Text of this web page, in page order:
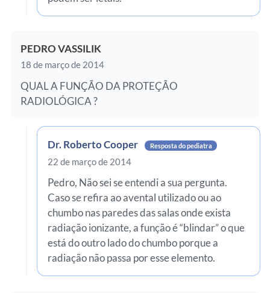
PEDRO VASSILIK
18 de março de 2014
QUAL A FUNÇÃO DA PROTEÇÃO
RADIOLÓGICA ?
Dr. Roberto Cooper Resposta do pediatra
22 de março de 2014
Pedro, Não sei se entendi a sua pergunta.
Caso se refira ao avental utilizado ou ao
chumbo nas paredes das salas onde exista
radiação ionizante, a função é “blindar” o que
está do outro lado do chumbo porque a
radiação não passa por esse elemento.